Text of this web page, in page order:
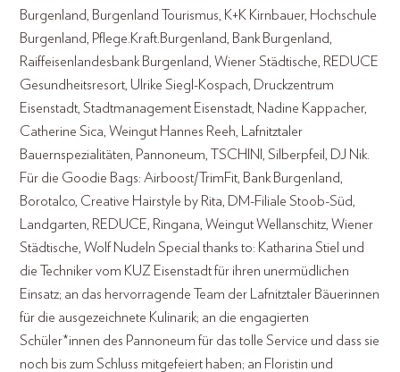
Burgenland, Burgenland Tourismus, K+K Kirnbauer, Hochschule
Burgenland, Pflege.Kraft.Burgenland, Bank Burgenland,
Raiffeisenlandesbank Burgenland, Wiener Städtische, REDUCE
Gesundheitsresort, Ulrike Siegl-Kospach, Druckzentrum
Eisenstadt, Stadtmanagement Eisenstadt, Nadine Kappacher,
Catherine Sica, Weingut Hannes Reeh, Lafnitztaler
Bauernspezialitäten, Pannoneum, TSCHINI, Silberpfeil, DJ Nik.
Für die Goodie Bags: Airboost/TrimFit, Bank Burgenland,
Borotalco, Creative Hairstyle by Rita, DM-Filiale Stoob-Süd,
Landgarten, REDUCE, Ringana, Weingut Wellanschitz, Wiener
Städtische, Wolf Nudeln Special thanks to: Katharina Stiel und
die Techniker vom KUZ Eisenstadt für ihren unermüdlichen
Einsatz; an das hervorragende Team der Lafnitztaler Bäuerinnen
für die ausgezeichnete Kulinarik; an die engagierten
Schüler*innen des Pannoneum für das tolle Service und dass sie
noch bis zum Schluss mitgefeiert haben; an Floristin und